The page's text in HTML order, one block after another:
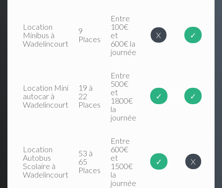
Location
Minibus à
Wadelincourt
9
Places
Entre
100€
et
600€ la
journée
X ✓
Location Mini
autocar à
Wadelincourt
19 à
22
Places
Entre
500€
et
1800€
la
journée
✓ ✓
Location
Autobus
Scolaire à
Wadelincourt
53 à
65
Places
Entre
600€
et
1500€
la
journée
✓ X